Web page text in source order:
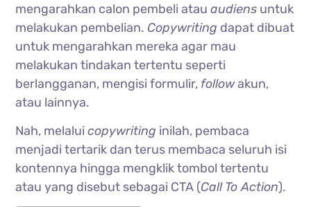
mengarahkan calon pembeli atauaudiens untuk
melakukan pembelian. Copywriting dapat dibuat
untuk mengarahkan mereka agar mau
melakukan tindakan tertentu seperti
berlangganan, mengisi formulir, followakun,
atau lainnya.
Nah, melaluicopywriting inilah, pembaca
menjadi tertarik dan terus membaca seluruh isi
kontennya hingga mengklik tombol tertentu
atau yang disebut sebagai CTA (Call To Action).